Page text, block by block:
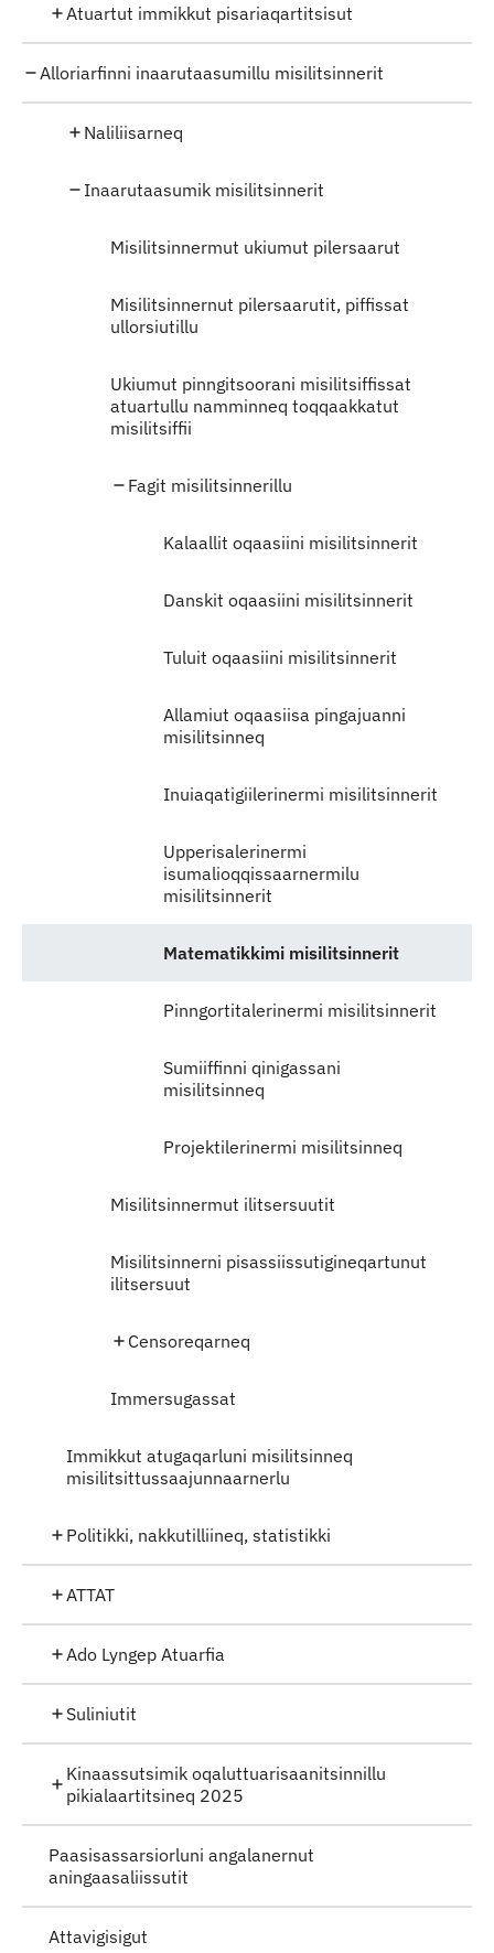
Atuartut immikkut pisariaqartitsisut
Alloriarfinni inaarutaasumillu misilitsinnerit
Naliliisarneq
Inaarutaasumik misilitsinnerit
Misilitsinnermut ukiumut pilersaarut
Misilitsinnernut pilersaarutit, piffissat
ullorsiutillu
Ukiumut pinngitsoorani misilitsiffissat
atuartullu namminneq toqqaakkatut
misilitsiffii
Fagit misilitsinnerillu
Kalaallit oqaasiini misilitsinnerit
Danskit oqaasiini misilitsinnerit
Tuluit oqaasiini misilitsinnerit
Allamiut oqaasiisa pingajuanni
misilitsinneq
Inuiaqatigiilerinermi misilitsinnerit
Upperisalerinermi
isumalioqqissaarnermilu
misilitsinnerit
Matematikkimi misilitsinnerit
Pinngortitalerinermi misilitsinnerit
Sumiiffinni qinigassani
misilitsinneq
Projektilerinermi misilitsinneq
Misilitsinnermut ilitsersuutit
Misilitsinnerni pisassiissutigineqartunut
ilitsersuut
Censoreqarneq
Immersugassat
Immikkut atugaqarluni misilitsinneq
misilitsittussaajunnaarnerlu
Politikki, nakkutilliineq, statistikki
ATTAT
Ado Lyngep Atuarfia
Suliniutit
Kinaassutsimik oqaluttuarisaanitsinnillu
pikialaartitsineq 2025
Paasisassarsiorluni angalanernut
aningaasaliissutit
Attavigisigut